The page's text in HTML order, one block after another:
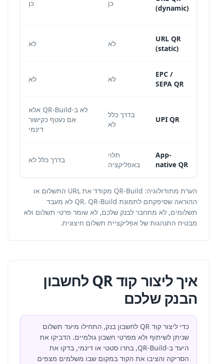
(dynamic)
כן כן
URL QR
(static)
לא לא
EPC /
SEPA QR
לא לא
UPI QR
בדרך כלל
לא
לא ב-QR-Build אלא
אם נעטף כקישור
דינמי
App-
native QR
תלוי
באפליקציה
בדרך כלל לא
הערת מתודולוגיה: QR-Build מקודד את URL התשלום או
ההוראה שסיפקתם לתמונת QR. QR-Build לא מעבד
תשלומים, לא מתחבר לבנק שלכם, לא שומר פרטי תשלום ולא
מבטיח התנהגות של אפליקציית תשלום חיצונית.
איך ליצור קוד QR לחשבון
הבנק שלכם
כדי ליצור קוד QR לחשבון בנק, התחילו מיעד תשלום
שניתן לשיתוף ולא מפרטי חשבון גולמיים. הדביקו את
היעד ב-QR-Build, בחרו סטטי או דינמי, בדקו את
הסריקה והציבו את הקוד במקום שבו משלמים מצפים